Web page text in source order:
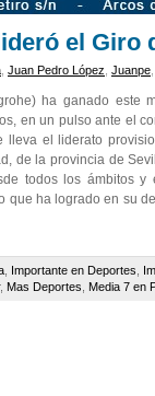
el Giro
Juan Pedro López Juanpe
ha ganado este
en un pulso ante el
el liderato
de la provincia de
todos los ámbitos y
que ha logrado en su
Importante en Deportes
, Mas Deportes Media 7 en